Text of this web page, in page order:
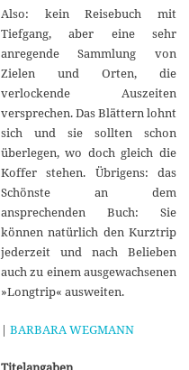
Also: kein Reisebuch mit
Tiefgang, aber eine sehr
anregende Sammlung von
Zielen und Orten, die
verlockende Auszeiten
versprechen. Das Blättern lohnt
sich und sie sollten schon
überlegen, wo doch gleich die
Koffer stehen. Übrigens: das
Schönste an dem
ansprechenden Buch: Sie
können natürlich den Kurztrip
jederzeit und nach Belieben
auch zu einem ausgewachsenen
»Longtrip« ausweiten.
| BARBARA WEGMANN